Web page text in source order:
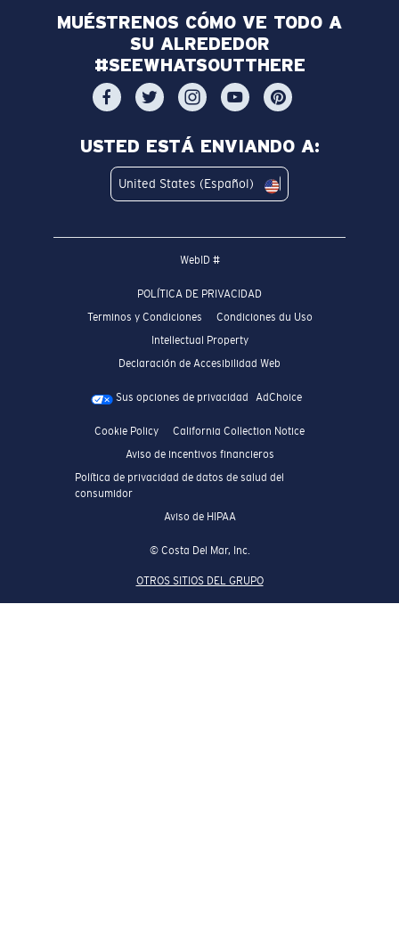
MUÉSTRENOS CÓMO VE TODO A
SU ALREDEDOR
#SEEWHATSOUTTHERE
USTED ESTÁ ENVIANDO A:
United States (Español)
WebID #
POLÍTICA DE PRIVACIDAD
Terminos y Condiciones
Condiciones du Uso
Intellectual Property
Declaración de Accesibilidad Web
Sus opciones de privacidad AdChoice
Cookie Policy
California Collection Notice
Aviso de incentivos financieros
Política de privacidad de datos de salud del
consumidor
Aviso de HIPAA
© Costa Del Mar, Inc.
OTROS SITIOS DEL GRUPO